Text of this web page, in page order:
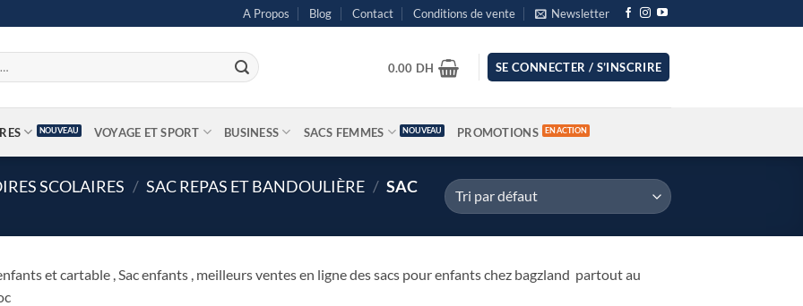
A Propos Blog Contact Conditions de vente Newsletter
0.00 DH SE CONNECTER / S’INSCRIRE
VOYAGE ET SPORT BUSINESS SACS FEMMES PROMOTIONS
SCOLAIRES / SAC REPAS ET BANDOULIÈRE / SAC
et cartable , Sac enfants , meilleurs ventes en ligne des sacs pour enfants chez bagzland partout au